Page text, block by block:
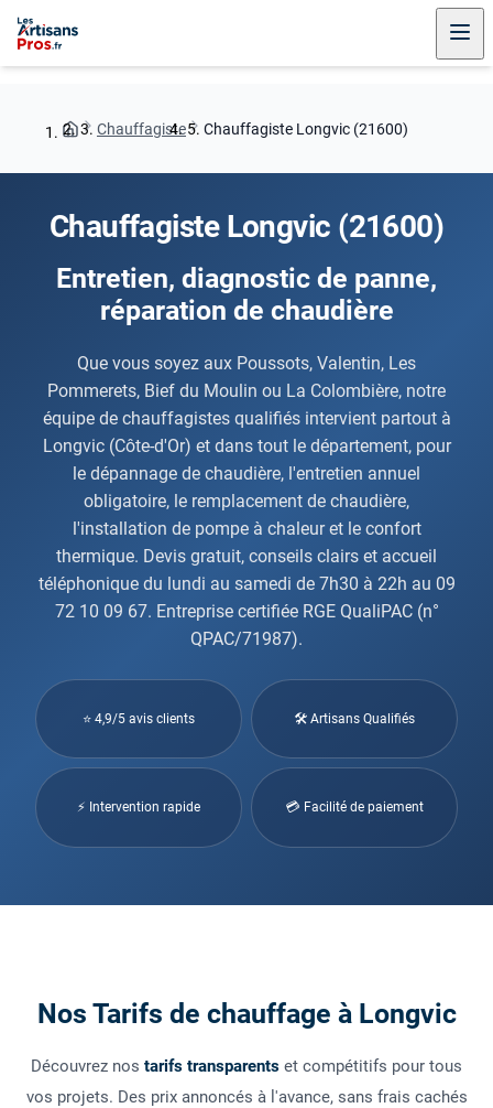
Chauffagiste Chauffagiste Longvic (21600)
Chauffagiste Longvic (21600)
Entretien, diagnostic de panne,
réparation de chaudière
Que vous soyez aux Poussots, Valentin, Les
Pommerets, Bief du Moulin ou La Colombière, notre
équipe de chauffagistes qualifiés intervient partout à
Longvic (Côte-d'Or) et dans tout le département, pour
le dépannage de chaudière, l'entretien annuel
obligatoire, le remplacement de chaudière,
l'installation de pompe à chaleur et le confort
thermique. Devis gratuit, conseils clairs et accueil
téléphonique du lundi au samedi de 7h30 à 22h au 09
72 10 09 67. Entreprise certifiée RGE QualiPAC (n°
QPAC/71987).
⭐ 4,9/5 avis clients 🛠 Artisans Qualifiés
⚡ Intervention rapide 💳 Facilité de paiement
Nos Tarifs de chauffage à Longvic
Découvrez nos tarifs transparents et compétitifs pour tous
vos projets. Des prix annoncés à l'avance, sans frais cachés